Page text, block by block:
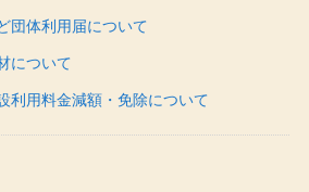
団体利用届について
について
利用料金減額・免除について